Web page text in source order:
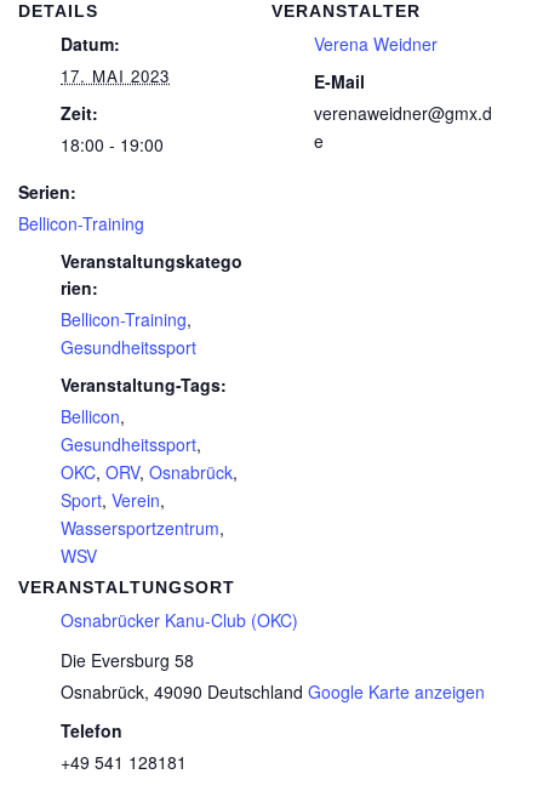
DETAILS
Datum:
17. MAI 2023
Zeit:
18:00 - 19:00
Serien:
Bellicon-Training
Veranstaltungskatego
rien:
Bellicon-Training,
Gesundheitssport
Veranstaltung-Tags:
Bellicon,
Gesundheitssport,
OKC, ORV, Osnabrück,
Sport, Verein,
Wassersportzentrum,
WSV
VERANSTALTUNGSORT
Osnabrücker Kanu-Club (OKC)
Die Eversburg 58
Osnabrück, 49090 Deutschland Google Karte anzeigen
Telefon
+49 541 128181
VERANSTALTER
Verena Weidner
E-Mail
verenaweidner@gmx.d
e